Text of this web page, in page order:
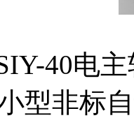
40电
型非标